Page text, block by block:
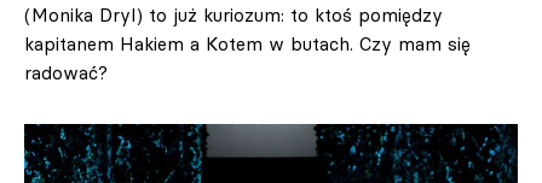
(Monika Dryl) to już kuriozum: to ktoś pomiędzy
kapitanem Hakiem a Kotem w butach. Czy mam się
radować?